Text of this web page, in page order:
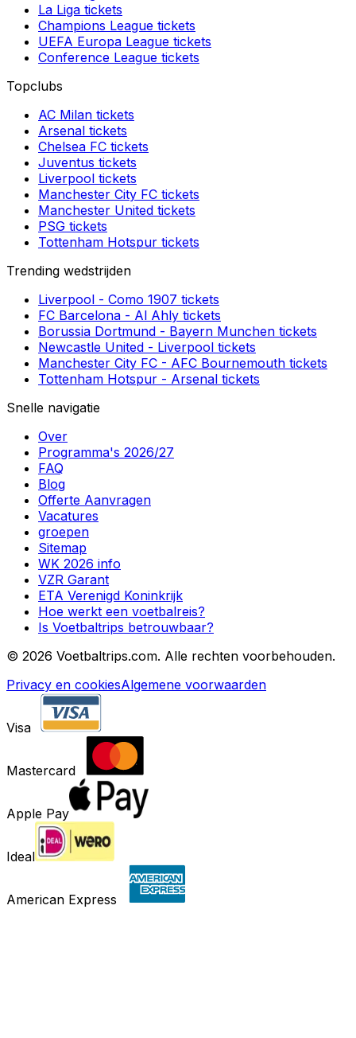
La Liga tickets
Champions League tickets
UEFA Europa League tickets
Conference League tickets
Topclubs
AC Milan tickets
Arsenal tickets
Chelsea FC tickets
Juventus tickets
Liverpool tickets
Manchester City FC tickets
Manchester United tickets
PSG tickets
Tottenham Hotspur tickets
Trending wedstrijden
Liverpool - Como 1907 tickets
FC Barcelona - Al Ahly tickets
Borussia Dortmund - Bayern Munchen tickets
Newcastle United - Liverpool tickets
Manchester City FC - AFC Bournemouth tickets
Tottenham Hotspur - Arsenal tickets
Snelle navigatie
Over
Programma's 2026/27
FAQ
Blog
Offerte Aanvragen
Vacatures
groepen
Sitemap
WK 2026 info
VZR Garant
ETA Verenigd Koninkrijk
Hoe werkt een voetbalreis?
Is Voetbaltrips betrouwbaar?
© 2026 Voetbaltrips.com. Alle rechten voorbehouden.
Privacy en cookiesAlgemene voorwaarden
Visa
Mastercard
Apple Pay
Ideal
American Express